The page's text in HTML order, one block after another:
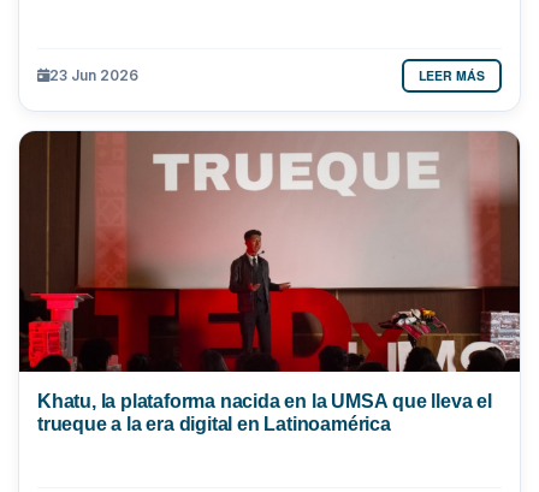
23 Jun 2026 LEER MÁS
Khatu, la plataforma nacida en la UMSA que lleva el
trueque a la era digital en Latinoamérica